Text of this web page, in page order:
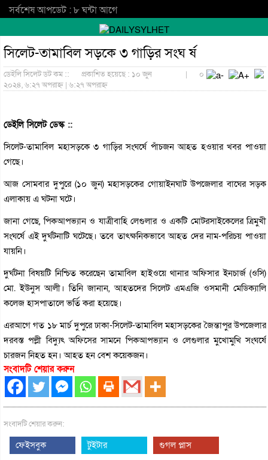
সর্বশেষ আপডেট : ৮ ঘন্টা আগে
সিলেট-তামাবিল সড়কে ৩ গাড়ির সংঘ র্ষ
ডেইলি সিলেট ডট কম ::
প্রকাশিত হয়েছে : ১০ জুন
২০২৪, ৬:২৭ অপরাহ্ন | ৬:২৭ অপরাহ্ন
| ০
ডেইলি সিলেট ডেস্ক ::
সিলেট-তামাবিল মহাসড়কে ৩ গাড়ির সংঘর্ষে পাঁচজন আহত হওয়ার খবর পাওয়া
গেছে।
আজ সোমবার দুপুরে (১০ জুন) মহাসড়কের গোয়াইনঘাট উপজেলার বাঘের সড়ক
এলাকায় এ ঘটনা ঘটে।
জানা গেছে, পিকআপভ্যান ও যাত্রীবাহি লেগুলার ও একটি মোটরসাইকেলের ত্রিমুখী
সংঘর্ষে এই দুর্ঘটনাটি ঘটেছে। তবে তাৎক্ষনিকভাবে আহত দের নাম-পরিচয় পাওয়া
যায়নি।
দুর্ঘটনা বিষয়টি নিশ্চিত করেছেন তামাবিল হাইওয়ে থানার অফিসার ইনচার্জ (ওসি)
মো. ইউনুস আলী। তিনি জানান, আহতদের সিলেট এমএজি ওসমানী মেডিক্যালি
কলেজ হাসপাতালে ভর্তি করা হয়েছে।
এরআগে গত ১৮ মার্চ দুপুরে ঢাকা-সিলেট-তামাবিল মহাসড়কের জৈন্তাপুর উপজেলার
দরবস্ত পল্লী বিদ্যুৎ অফিসের সামনে পিকআপভ্যান ও লেগুলার মুখোমুখি সংঘর্ষে
চারজন নিহত হন। আহত হন বেশ কয়েকজন।
সংবাদটি শেয়ার করুন
সংবাদটি শেয়ার করুন:
ফেইসবুক টুইটার গুগল প্লাস